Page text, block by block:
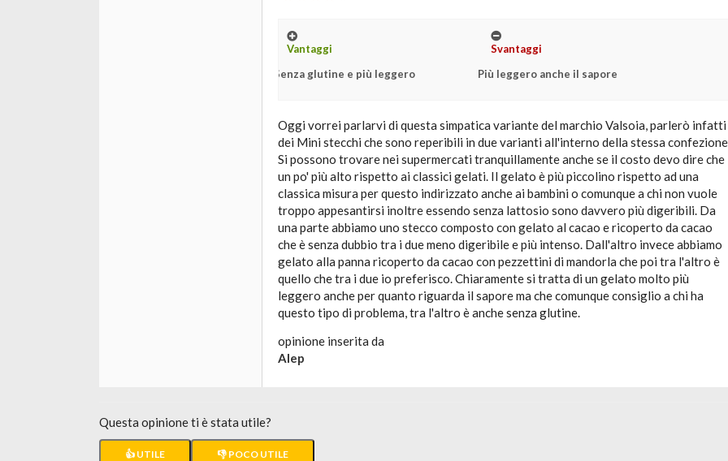
Vantaggi
Senza glutine e più leggero
Svantaggi
Più leggero anche il sapore
Oggi vorrei parlarvi di questa simpatica variante del marchio Valsoia, parlerò infatti
dei Mini stecchi che sono reperibili in due varianti all'interno della stessa
Si possono trovare nei supermercati tranquillamente anche se il costo devo dire che
un po' più alto rispetto ai classici gelati. Il gelato è più piccolino rispetto ad una
classica misura per questo indirizzato anche ai bambini o comunque a chi non vuole
troppo appesantirsi inoltre essendo senza lattosio sono davvero più digeribili. Da
una parte abbiamo uno stecco composto con gelato al cacao e ricoperto da cacao
che è senza dubbio tra i due meno digeribile e più intenso. Dall'altro invece abbiamo
gelato alla panna ricoperto da cacao con pezzettini di mandorla che poi tra l'altro è
quello che tra i due io preferisco. Chiaramente si tratta di un gelato molto più
leggero anche per quanto riguarda il sapore ma che comunque consiglio a chi ha
questo tipo di problema, tra l'altro è anche senza glutine.
opinione inserita da
Alep
Questa opinione ti è stata utile?
👍 UTILE 👎 POCO UTILE